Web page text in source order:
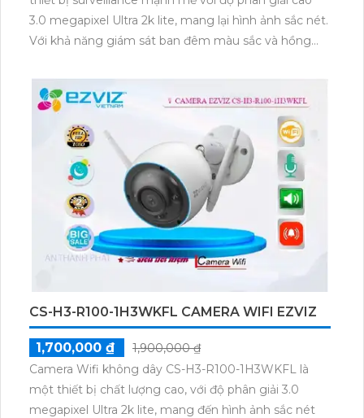
3.0 megapixel Ultra 2k lite, mang lại hình ảnh sắc nét.
Với khả năng giám sát ban đêm màu sắc và hồng
ngoài trời. Vỏ ngoài được làm từ vật liệu plastic chắc
chắn, giúp bảo vệ thiết bị khỏi thời tiết xấu. Camera
cũng tích hợp khả năng báo động chống trộm PIR
hiệu quả, đảm bảo an ninh mọi lúc.
CS-H3-R100-1H3WKFL CAMERA WIFI EZVIZ
1,700,000 ₫
1,900,000 ₫
Camera Wifi không dây CS-H3-R100-1H3WKFL là
một thiết bị chất lượng cao, với độ phân giải 3.0
megapixel Ultra 2k lite, mang đến hình ảnh sắc nét